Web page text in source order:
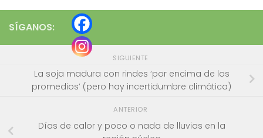
SÍGANOS:
SIGUIENTE
La soja madura con rindes ‘por encima de los
promedios’ (pero hay incertidumbre climática)
ANTERIOR
Días de calor y poco o nada de lluvias en la